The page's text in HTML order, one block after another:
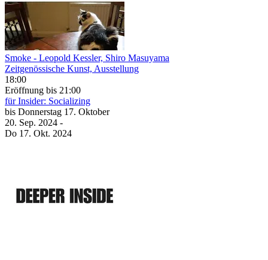
Smoke - Leopold Kessler, Shiro Masuyama
Zeitgenössische Kunst, Ausstellung
18:00
Eröffnung bis 21:00
für Insider: Socializing
bis Donnerstag 17. Oktober
20. Sep. 2024 -
Do 17. Okt. 2024